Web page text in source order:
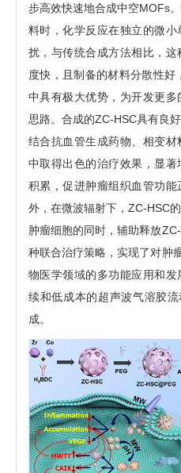
步高效快速地合成中空MOFs
料时，化学反应在独立的微
扰，与传统合成方法相比，
度快，且制备的材料分散性
中具有极大优势，为开发更
思路。合成的ZC-HSC具有良
结合抗血管生成药物、相变
中取得出色的治疗效果，显
积累，促进肿瘤组织血管功
外，在微波辐射下，ZC-HSC
肿瘤细胞的同时，辅助释放
种联合治疗策略，实现了对肿
物医学领域的多功能应用和
续和低成本的超声波气溶胶
成。